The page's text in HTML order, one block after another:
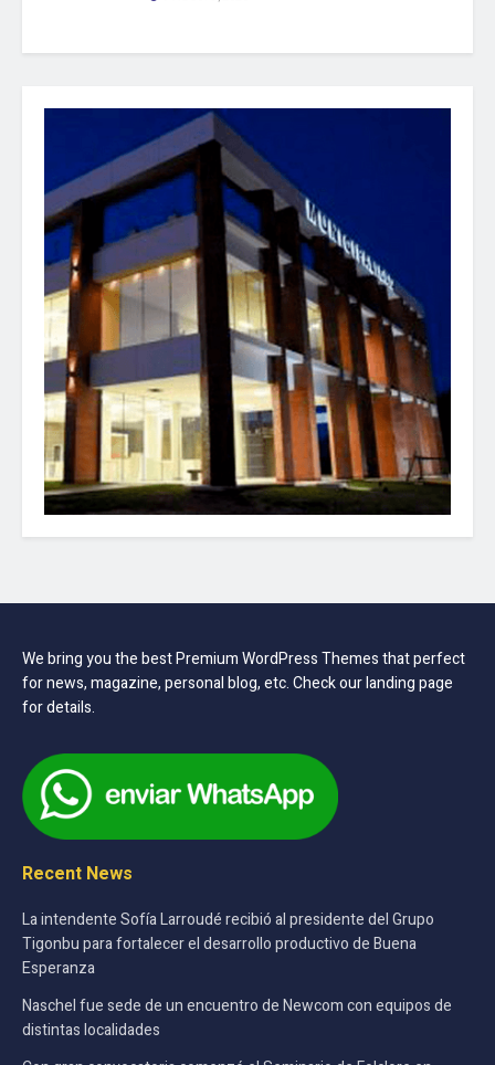
We bring you the best Premium WordPress Themes that perfect
for news, magazine, personal blog, etc. Check our landing page
for details.
Recent News
La intendente Sofía Larroudé recibió al presidente del Grupo
Tigonbu para fortalecer el desarrollo productivo de Buena
Esperanza
Naschel fue sede de un encuentro de Newcom con equipos de
distintas localidades